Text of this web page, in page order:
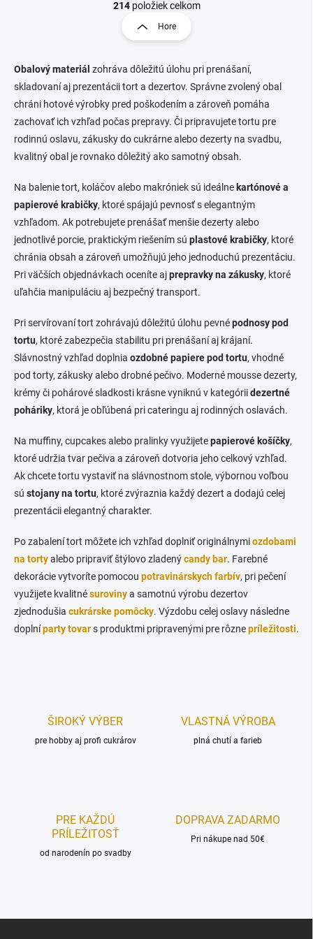
v
á
d
c
i
p
r
v
k
y
ý
p
i
s
u
t
r
á
k
o
v
a
n
i
e
214položiek celkom
Hore
Obalový materiál zohráva dôležitú úlohu pri prenášaní,
skladovaní aj prezentácii tort a dezertov. Správne zvolený obal
chráni hotové výrobky pred poškodením a zároveň pomáha
zachovať ich vzhľad počas prepravy. Či pripravujete tortu pre
rodinnú oslavu, zákusky do cukrárne alebo dezerty na svadbu,
kvalitný obal je rovnako dôležitý ako samotný obsah.
Na balenie tort, koláčov alebo makróniek sú ideálne kartónové a
papierové krabičky, ktoré spájajú pevnosť s elegantným
vzhľadom. Ak potrebujete prenášať menšie dezerty alebo
jednotlivé porcie, praktickým riešením sú plastové krabičky, ktoré
chránia obsah a zároveň umožňujú jeho jednoduchú prezentáciu.
Pri väčších objednávkach oceníte ajprepravky na zákusky, ktoré
uľahčia manipuláciu aj bezpečný transport.
Pri servírovaní tort zohrávajú dôležitú úlohu pevnépodnosy pod
tortu, ktoré zabezpečia stabilitu pri prenášaní aj krájaní.
Slávnostný vzhľad doplnia ozdobné papiere pod tortu, vhodné
pod torty, zákusky alebo drobné pečivo. Moderné mousse dezerty,
krémy či pohárové sladkosti krásne vyniknú v kategóriidezertné
poháriky, ktorá je obľúbená pri cateringu aj rodinných oslavách.
Na muffiny, cupcakes alebo pralinky využijetepapierové košíčky,
ktoré udržia tvar pečiva a zároveň dotvoria jeho celkový vzhľad.
Ak chcete tortu vystaviť na slávnostnom stole, výbornou voľbou
sú stojany na tortu, ktoré zvýraznia každý dezert a dodajú celej
prezentácii elegantný charakter.
Po zabalení tort môžete ich vzhľad doplniť originálnymiozdobami
na tortyalebo pripraviť štýlovo zladenýcandy bar. Farebné
dekorácie vytvoríte pomocou potravinárskych farbív, pri pečení
využijete kvalitnésurovinya samotnú výrobu dezertov
zjednodušia cukrárske pomôcky. Výzdobu celej oslavy následne
doplníparty tovars produktmi pripravenými pre rôznepríležitosti.
ŠIROKÝ VÝBER
pre hobby aj profi cukrárov
VLASTNÁ VÝROBA
plná chutí a farieb
PRE KAŽDÚ
PRÍLEŽITOSŤ
od narodenín po svadby
DOPRAVA ZADARMO
Pri nákupe nad 50€